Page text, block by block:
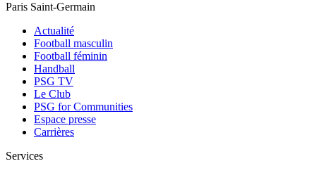
Paris Saint-Germain
Actualité
Football masculin
Football féminin
Handball
PSG TV
Le Club
PSG for Communities
Espace presse
Carrières
Services